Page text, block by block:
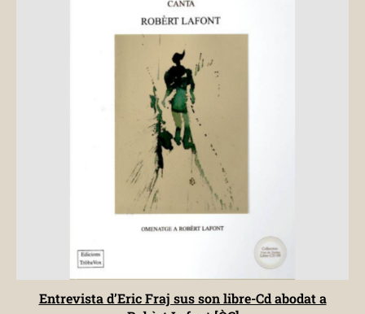
Entrevista d’Eric Fraj sus son libre-Cd abodat a